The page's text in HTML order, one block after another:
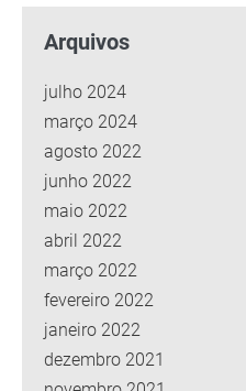
Arquivos
julho 2024
março 2024
agosto 2022
junho 2022
maio 2022
abril 2022
março 2022
fevereiro 2022
janeiro 2022
dezembro 2021